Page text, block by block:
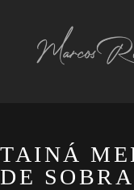
TAINÁ
DE